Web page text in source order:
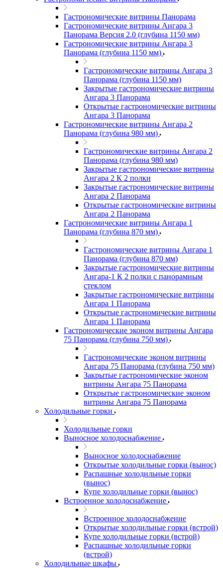
Гастрономические витрины Панорама
Гастрономические витрины Ангара 3
Панорама Версия 2.0 (глубина 1150 мм)
Гастрономические витрины Ангара 3
Панорама (глубина 1150 мм)
Гастрономические витрины Ангара 3
Панорама (глубина 1150 мм)
Закрытые гастрономические витрины
Ангара 3 Панорама
Открытые гастрономические витрины
Ангара 3 Панорама
Гастрономические витрины Ангара 2
Панорама (глубина 980 мм)
Гастрономические витрины Ангара 2
Панорама (глубина 980 мм)
Закрытые гастрономические витрины
Ангара 2 К 2 полки
Закрытые гастрономические витрины
Ангара 2 Панорама
Открытые гастрономические витрины
Ангара 2 Панорама
Гастрономические витрины Ангара 1
Панорама (глубина 870 мм)
Гастрономические витрины Ангара 1
Панорама (глубина 870 мм)
Закрытые гастрономические витрины
Ангара-1 К 2 полки с панорамным
стеклом
Закрытые гастрономические витрины
Ангара 1 Панорама
Открытые гастрономические витрины
Ангара 1 Панорама
Гастрономические эконом витрины Ангара
75 Панорама (глубина 750 мм)
Гастрономические эконом витрины
Ангара 75 Панорама (глубина 750 мм)
Закрытые гастрономические эконом
витрины Ангара 75 Панорама
Открытые гастрономические эконом
витрины Ангара 75 Панорама
Холодильные горки
Холодильные горки
Выносное холодоснабжение
Выносное холодоснабжение
Открытые холодильные горки (вынос)
Распашные холодильные горки
(вынос)
Купе холодильные горки (вынос)
Встроенное холодоснабжение
Встроенное холодоснабжение
Открытые холодильные горки (встрой)
Купе холодильные горки (встрой)
Распашные холодильные горки
(встрой)
Холодильные шкафы